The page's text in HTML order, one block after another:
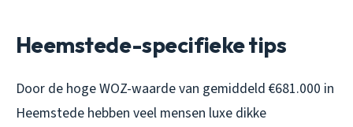
Heemstede-specifieke tips
Door de hoge WOZ-waarde van gemiddeld €681.000 in
Heemstede hebben veel mensen luxe dikke